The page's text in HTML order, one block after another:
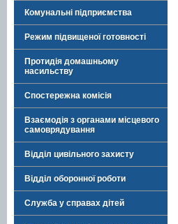
Комунальні підприємства
Режим підвищеної готовності
Протидія домашньому
насильству
Спостережна комісія
Взаємодія з органами місцевого
самоврядування
Відділ цивільного захисту
Відділ оборонної роботи
Служба у справах дітей